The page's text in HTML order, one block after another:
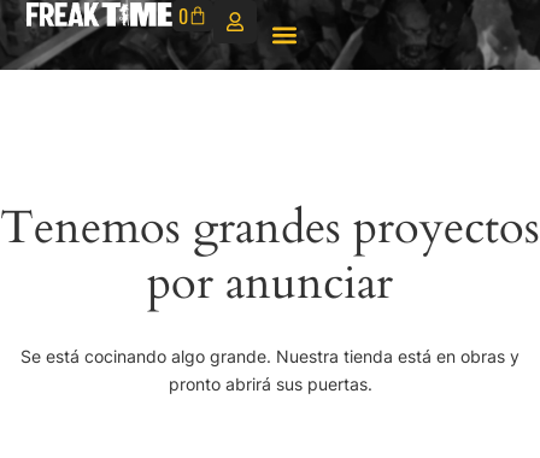
0
Tenemos grandes proyectos
por anunciar
Se está cocinando algo grande. Nuestra tienda está en obras y
pronto abrirá sus puertas.